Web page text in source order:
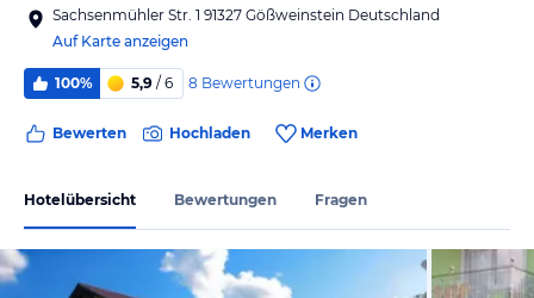
Sachsenmühler Str. 1 91327 Gößweinstein Deutschland
Auf Karte anzeigen
100% 5,9 / 6 8 Bewertungen
Bewerten Hochladen Merken
Hotelübersicht Bewertungen Fragen